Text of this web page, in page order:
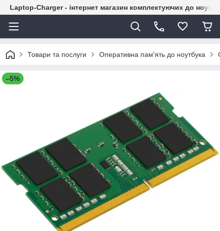
Laptop-Charger - інтернет магазин комплектуючих до
Товари та послуги Оперативна пам'ять до ноутбука
–5%